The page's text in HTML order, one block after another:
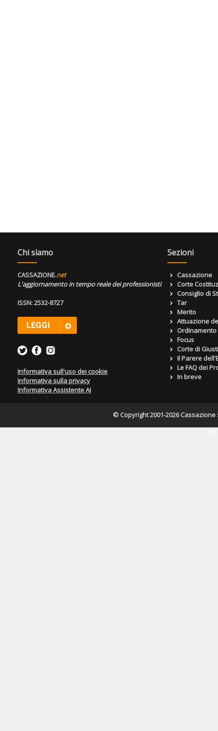
Chi siamo
CASSAZIONE.net
L'aggiornamento in tempo reale dei professionisti
ISSN: 2532-8727
Informativa sull'uso dei cookie
Informativa sulla privacy
Informativa Assistente AI
Sezioni
Cassazione
Corte
Consiglio di
Tar
Merito
Attuazione
Focus
Corte di
Il Parere
Le FAQ dei
In breve
© Copyright 2001-2026 Cassazione